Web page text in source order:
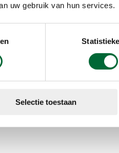
uw gebruik van hun services.
Selectie toestaan
dan de cookies